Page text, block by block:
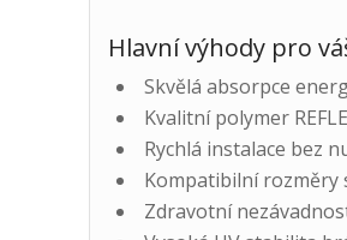
Hlavní výhody pro
Skvělá absorpce
Kvalitní polymer
Rychlá instalace bez
Kompatibilní rozměry
Zdravotní